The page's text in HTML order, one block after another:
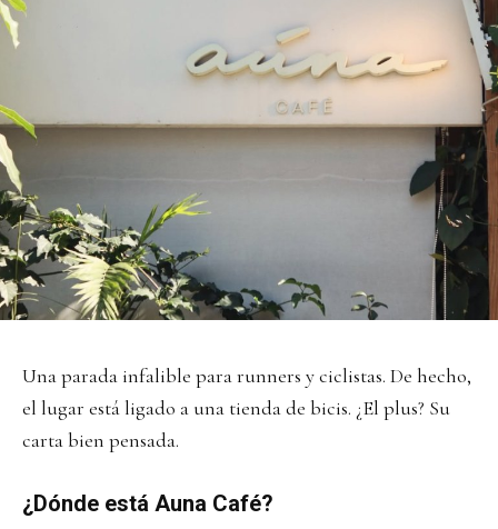
Una parada infalible para runners y ciclistas. De hecho,
el lugar está ligado a una tienda de bicis. ¿El plus? Su
carta bien pensada.
¿Dónde está Auna Café?